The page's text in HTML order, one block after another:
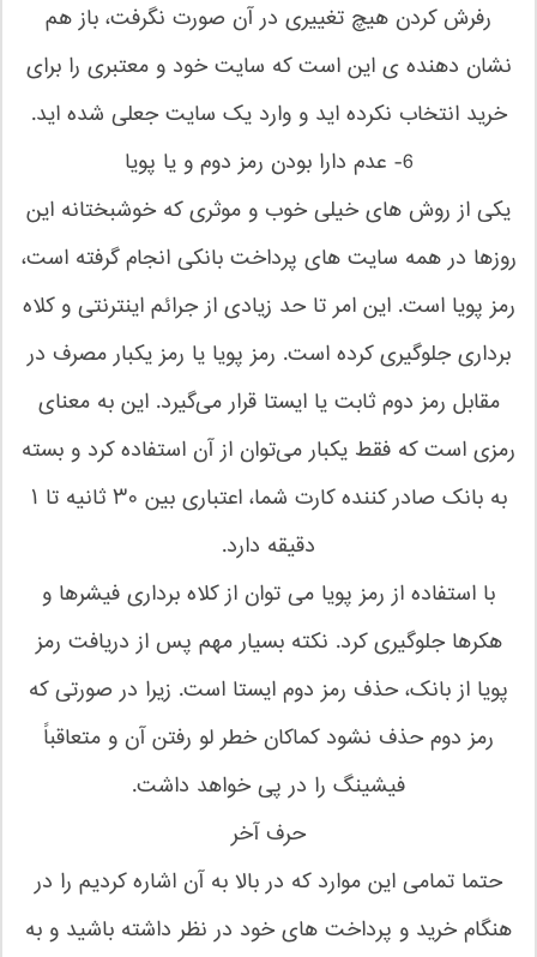
رفرش کردن هیچ تغییری در آن صورت نگرفت، باز هم
نشان دهنده ی این است که سایت خود و معتبری را برای
خرید انتخاب نکرده اید و وارد یک سایت جعلی شده اید.
6- عدم دارا بودن رمز دوم و یا پویا
یکی از روش های خیلی خوب و موثری که خوشبختانه این
روزها در همه سایت های پرداخت بانکی انجام گرفته است،
رمز پویا است. این امر تا حد زیادی از جرائم اینترنتی و کلاه
برداری جلوگیری کرده است. رمز پویا یا رمز یکبار مصرف در
مقابل رمز دوم ثابت یا ایستا قرار می‌گیرد. این به معنای
رمزی است که فقط یکبار می‌توان از آن استفاده کرد و بسته
به بانک صادر کننده کارت شما، اعتباری بین ۳۰ ثانیه تا ۱
دقیقه دارد.
با استفاده از رمز پویا می ‌توان از کلاه ‌برداری فیشرها و
هکرها جلوگیری کرد. نکته بسیار مهم پس از دریافت رمز
پویا از بانک، حذف رمز دوم ایستا است. زیرا در صورتی که
رمز دوم حذف نشود کماکان خطر لو رفتن آن و متعاقباً
فیشینگ را در پی خواهد داشت.
حرف آخر
حتما تمامی این موارد که در بالا به آن اشاره کردیم را در
هنگام خرید و پرداخت های خود در نظر داشته باشید و به